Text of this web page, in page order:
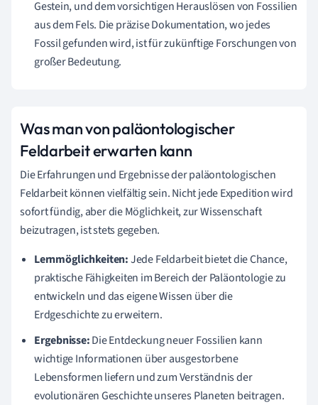
Gestein, und dem vorsichtigen Herauslösen von Fossilien
aus dem Fels. Die präzise Dokumentation, wo jedes
Fossil gefunden wird, ist für zukünftige Forschungen von
großer Bedeutung.
Was man von paläontologischer
Feldarbeit erwarten kann
Die Erfahrungen und Ergebnisse der paläontologischen
Feldarbeit können vielfältig sein. Nicht jede Expedition wird
sofort fündig, aber die Möglichkeit, zur Wissenschaft
beizutragen, ist stets gegeben.
Lernmöglichkeiten:Jede Feldarbeit bietet die Chance,
praktische Fähigkeiten im Bereich der Paläontologie zu
entwickeln und das eigene Wissen über die
Erdgeschichte zu erweitern.
Ergebnisse:Die Entdeckung neuer Fossilien kann
wichtige Informationen über ausgestorbene
Lebensformen liefern und zum Verständnis der
evolutionären Geschichte unseres Planeten beitragen.